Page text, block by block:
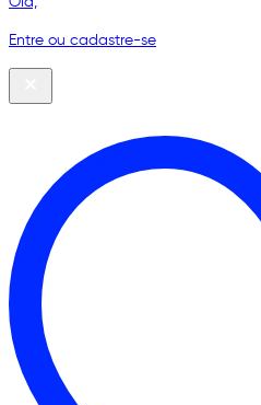
Entre ou cadastre-se